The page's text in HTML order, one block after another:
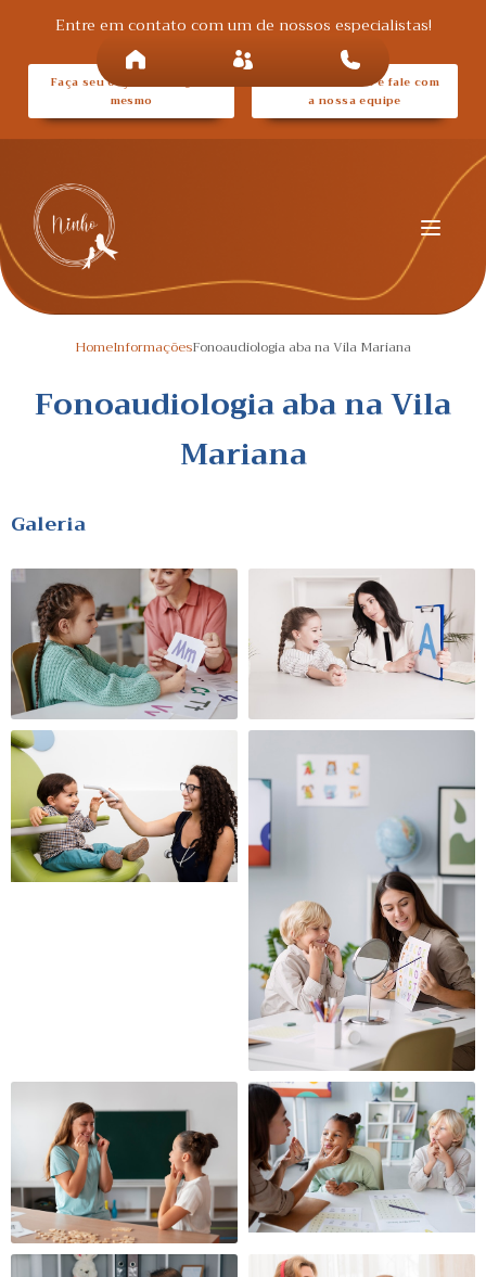
Entre em contato com um de nossos especialistas!
Faça seu orçamento agora
mesmo
Entre em contato e fale com
a nossa equipe
HomeInformaçõesFonoaudiologia aba na Vila Mariana
Fonoaudiologia aba na Vila
Mariana
Galeria